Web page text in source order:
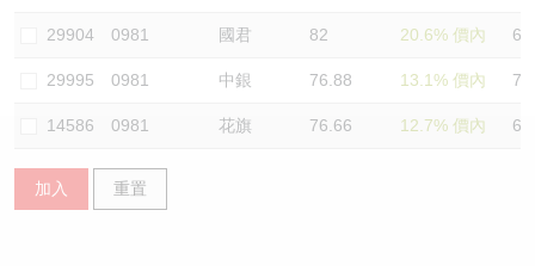
29904 0981 國君 82 20.6% 價內
29995 0981 中銀 76.88 13.1% 價內
14586 0981 花旗 76.66 12.7% 價內
加入 重置
認股證/牛熊證日誌
認股證文件及公告
認股證文件及公告 (瑞信)
牛熊證到期結算價查詢
牛熊證分析儀
牛熊證速算機
中資ETFs溢價比較
AH 股價對照
即市板塊表現